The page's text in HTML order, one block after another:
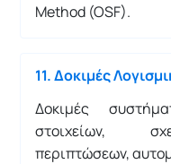
Method (OSF).
11. Δοκιμές
Δοκιμές
στοιχείων,
περιπτώσεων,